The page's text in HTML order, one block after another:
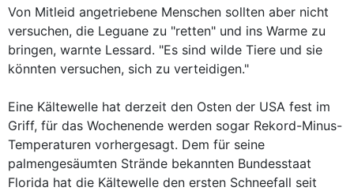
Von Mitleid angetriebene Menschen sollten aber nicht
versuchen, die Leguane zu "retten" und ins Warme zu
bringen, warnte Lessard. "Es sind wilde Tiere und sie
könnten versuchen, sich zu verteidigen."
Eine Kältewelle hat derzeit den Osten der USA fest im
Griff, für das Wochenende werden sogar Rekord-Minus-
Temperaturen vorhergesagt. Dem für seine
palmengesäumten Strände bekannten Bundesstaat
Florida hat die Kältewelle den ersten Schneefall seit